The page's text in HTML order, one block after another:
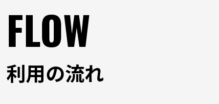
FLOW
利用の流れ